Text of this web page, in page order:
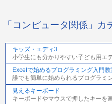
「コンピュータ関係」
キッズ・エディ3
小学生にも分かりやすい子ども用エ
Excelで始めるプログラミング入門教
誰でも簡単に始められるプログラミ
見えるキーボード
キーボードやマウスで押したキーを